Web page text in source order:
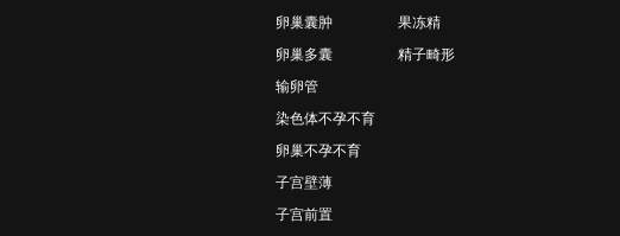
卵巢囊肿
卵巢多囊
输卵管
染色体不孕不育
卵巢不孕不育
子宫壁薄
子宫前置
果冻精
精子畸形